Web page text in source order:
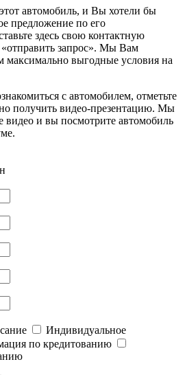
автомобиль, и Вы хотели бы
предложение по его
здесь свою контактную
запрос». Мы Вам
максимально выгодные условия на
с автомобилем, отметьте
получить видео-презентацию. Мы
и вы посмотрите автомобиль
Индивидуальное
по кредитованию